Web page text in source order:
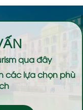
qua đây
các lựa chọn phù